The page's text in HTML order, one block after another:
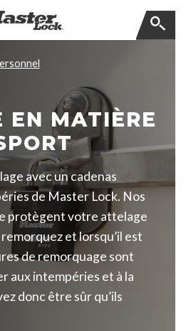
EN MATIÈRE
avec un cadenas
de Master Lock. Nos
protègent votre attelage
et lorsqu’il est
de remorquage sont
aux intempéries et à la
donc être sûr qu’ils